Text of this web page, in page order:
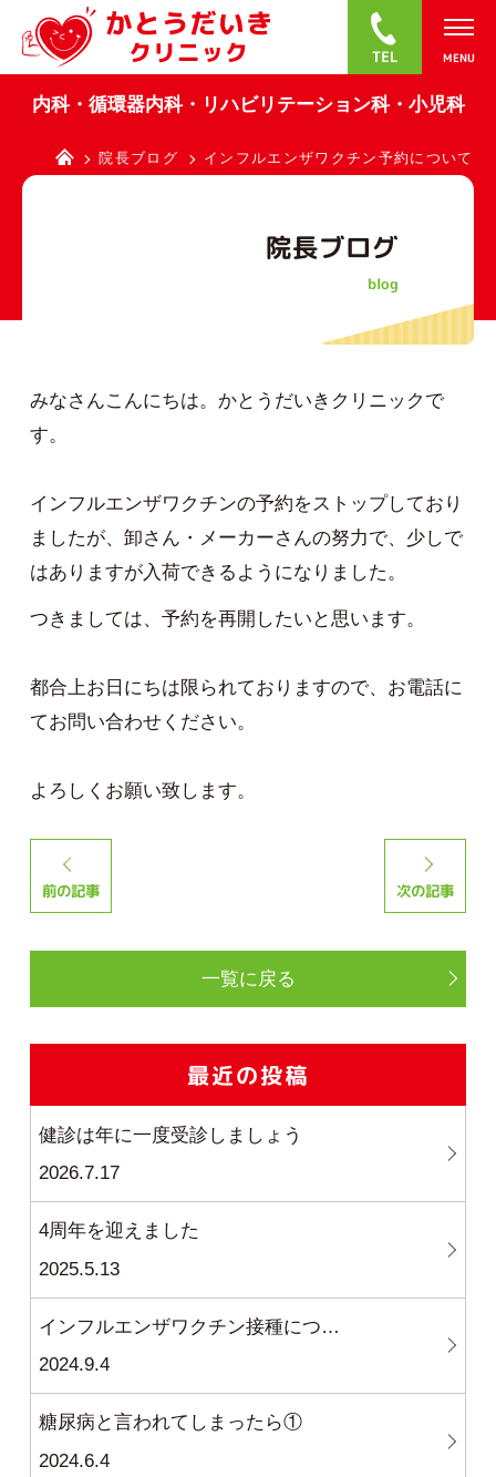
内科・循環器内科・リハビリテーション科・小児科
院長ブログ インフルエンザワクチン予約について
院長ブログ
blog
みなさんこんにちは。かとうだいきクリニックで
す。
インフルエンザワクチンの予約をストップしており
ましたが、卸さん・メーカーさんの努力で、少しで
はありますが入荷できるようになりました。
つきましては、予約を再開したいと思います。
都合上お日にちは限られておりますので、お電話に
てお問い合わせください。
よろしくお願い致します。
前の記事 次の記事
一覧に戻る
最近の投稿
健診は年に一度受診しましょう
2026.7.17
4周年を迎えました
2025.5.13
インフルエンザワクチン接種につ…
2024.9.4
糖尿病と言われてしまったら①
2024.6.4